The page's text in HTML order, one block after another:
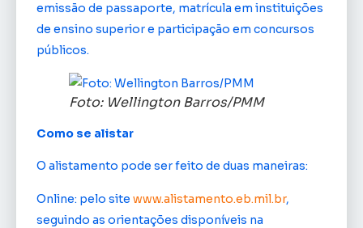
emissão de passaporte, matrícula em instituições
de ensino superior e participação em concursos
públicos.
Foto: Wellington Barros/PMM
Como se alistar
O alistamento pode ser feito de duas maneiras:
Online: pelo site www.alistamento.eb.mil.br,
seguindo as orientações disponíveis na